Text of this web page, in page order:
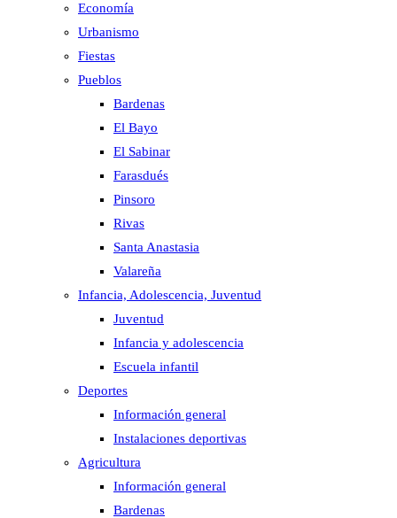
Economía
Urbanismo
Fiestas
Pueblos
Bardenas
El Bayo
El Sabinar
Farasdués
Pinsoro
Rivas
Santa Anastasia
Valareña
Infancia, Adolescencia, Juventud
Juventud
Infancia y adolescencia
Escuela infantil
Deportes
Información general
Instalaciones deportivas
Agricultura
Información general
Bardenas